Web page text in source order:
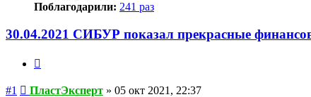
Поблагодарили: 241 раз
30.04.2021 СИБУР показал прекрасные
#1 Сообщение
ПластЭксперт » 05 окт 2021, 22:37